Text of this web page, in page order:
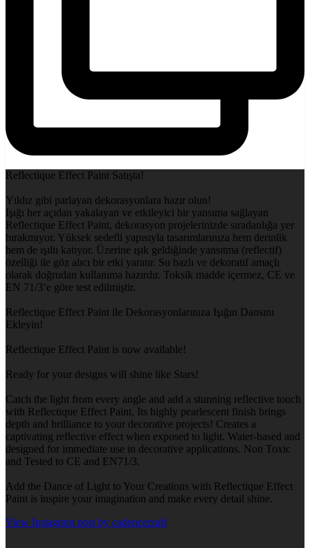
Reflectique Effect Paint Satışta!
Yıldız gibi parlayan dekorasyonlara hazır olun!
Işığı her açıdan yakalayan ve etkileyici bir yansıma sağlayan
Reflectique Effect Paint, dekorasyon projelerinizde sıradanlığa yer
bırakmıyor. Yüksek sedefli yapısıyla tasarımlarınıza hem derinlik
hem de ışıltı katıyor. Üzerine ışık geldiğinde yansıtma (reflectif)
özelliği ile göz alıcı bir etki yaratır. Su bazlı ve dekoratif amaçlı
olarak doğrudan kullanıma hazırdır. Toksik madde içermez, CE ve
EN 71/3’e göre test edilmiştir.
Reflectique Effect Paint ile Dekorasyonlarınıza Işığın Dansını
Ekleyin!
Reflectique Effect Paint is now available!
Ready for your designs will shine like Stars!
Catch the light from every angle and add a stunning reflective touch
with Reflectique Effect Paint. Its highly pearlescent finish brings
depth and brilliance to your decorative projects! Creates a
captivating reflective effect when exposed to light. Water-based and
designed for immediate use in decorative applications. Non Toxic
and Tested to CE and EN71/3.
Add the Dance of Light to Your Creations with Reflectique Effect
Paint is inspire your imagination and make every detail shine.
View Instagram post by cadencecraft